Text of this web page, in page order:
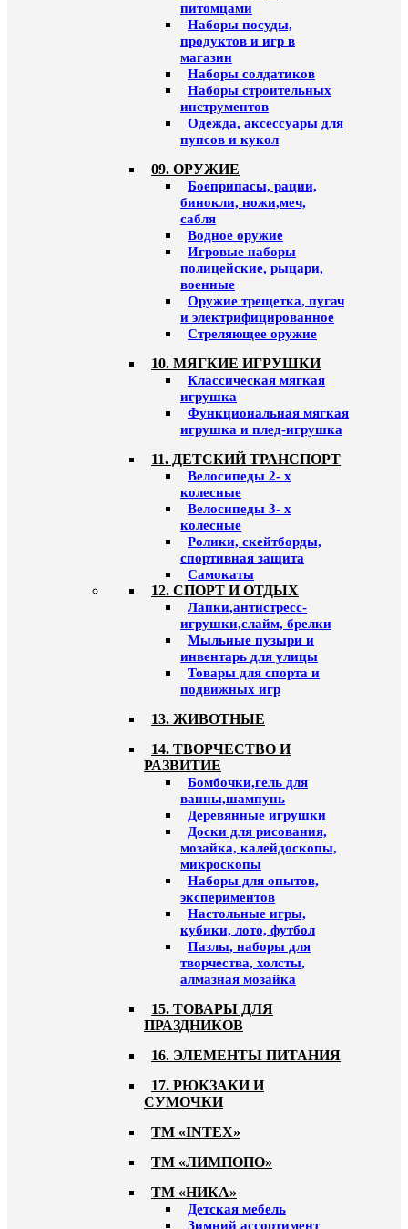
питомцами
Наборы посуды,
продуктов и игр в
магазин
Наборы солдатиков
Наборы строительных
инструментов
Одежда, аксессуары для
пупсов и кукол
09. ОРУЖИЕ
Боеприпасы, рации,
бинокли, ножи,меч,
сабля
Водное оружие
Игровые наборы
полицейские, рыцари,
военные
Оружие трещетка, пугач
и электрифицированное
Стреляющее оружие
10. МЯГКИЕ ИГРУШКИ
Классическая мягкая
игрушка
Функциональная мягкая
игрушка и плед-игрушка
11. ДЕТСКИЙ ТРАНСПОРТ
Велосипеды 2- х
колесные
Велосипеды 3- х
колесные
Ролики, скейтборды,
спортивная защита
Самокаты
12. СПОРТ И ОТДЫХ
Лапки,антистресс-
игрушки,слайм, брелки
Мыльные пузыри и
инвентарь для улицы
Товары для спорта и
подвижных игр
13. ЖИВОТНЫЕ
14. ТВОРЧЕСТВО И
РАЗВИТИЕ
Бомбочки,гель для
ванны,шампунь
Деревянные игрушки
Доски для рисования,
мозайка, калейдоскопы,
микроскопы
Наборы для опытов,
экспериментов
Настольные игры,
кубики, лото, футбол
Пазлы, наборы для
творчества, холсты,
алмазная мозайка
15. ТОВАРЫ ДЛЯ
ПРАЗДНИКОВ
16. ЭЛЕМЕНТЫ ПИТАНИЯ
17. РЮКЗАКИ И
СУМОЧКИ
ТМ «INTEX»
ТМ «ЛИМПОПО»
ТМ «НИКА»
Детская мебель
Зимний ассортимент